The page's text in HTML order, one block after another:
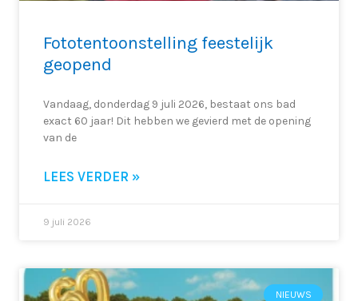
Fototentoonstelling feestelijk
geopend
Vandaag, donderdag 9 juli 2026, bestaat ons bad
exact 60 jaar! Dit hebben we gevierd met de opening
van de
LEES VERDER »
9 juli 2026
NIEUWS